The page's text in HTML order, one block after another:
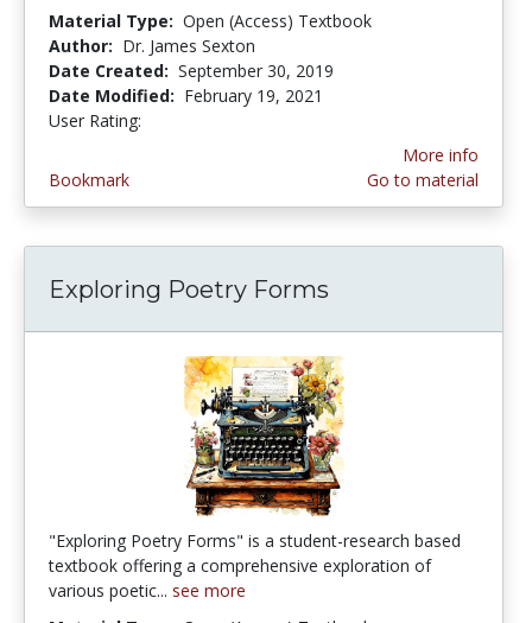
Material Type: Open (Access) Textbook
Author: Dr. James Sexton
Date Created: September 30, 2019
Date Modified: February 19, 2021
User Rating:
Bookmark
More info
Go to material
Exploring Poetry Forms
"Exploring Poetry Forms" is a student-research based
textbook offering a comprehensive exploration of
various poetic... see more